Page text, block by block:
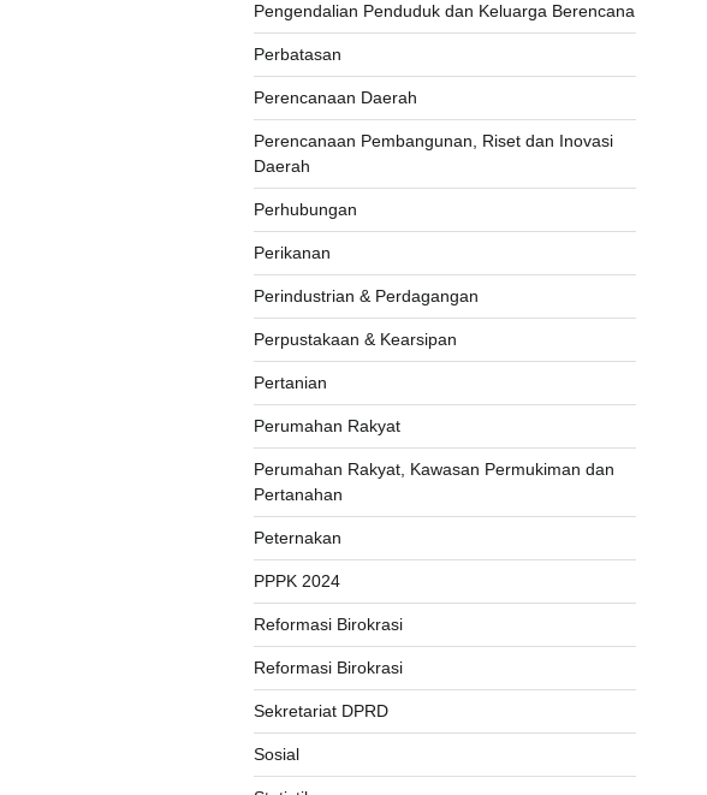
Pengendalian Penduduk dan Keluarga Berencana
Perbatasan
Perencanaan Daerah
Perencanaan Pembangunan, Riset dan Inovasi
Daerah
Perhubungan
Perikanan
Perindustrian & Perdagangan
Perpustakaan & Kearsipan
Pertanian
Perumahan Rakyat
Perumahan Rakyat, Kawasan Permukiman dan
Pertanahan
Peternakan
PPPK 2024
Reformasi Birokrasi
Reformasi Birokrasi
Sekretariat DPRD
Sosial